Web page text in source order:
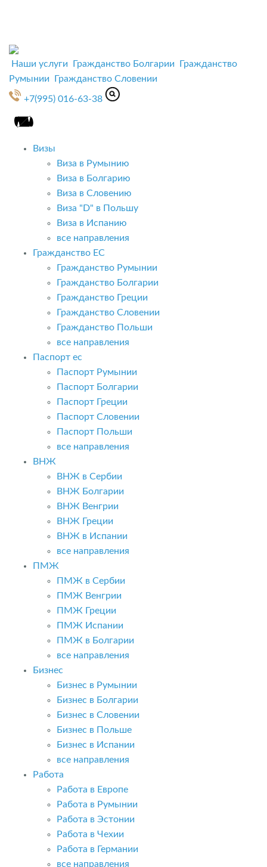
Наши услуги Гражданство Болгарии
Гражданство
Румынии
Гражданство Словении
+7(995) 016-63-38
Визы
Виза в Румынию
Виза в Болгарию
Виза в Словению
Виза "D" в Польшу
Виза в Испанию
все направления
Гражданство ЕС
Гражданство Румынии
Гражданство Болгарии
Гражданство Греции
Гражданство Словении
Гражданство Польши
все направления
Паспорт ес
Паспорт Румынии
Паспорт Болгарии
Паспорт Греции
Паспорт Словении
Паспорт Польши
все направления
ВНЖ
ВНЖ в Сербии
ВНЖ Болгарии
ВНЖ Венгрии
ВНЖ Греции
ВНЖ в Испании
все направления
ПМЖ
ПМЖ в Сербии
ПМЖ Венгрии
ПМЖ Греции
ПМЖ Испании
ПМЖ в Болгарии
все направления
Бизнес
Бизнес в Румынии
Бизнес в Болгарии
Бизнес в Словении
Бизнес в Польше
Бизнес в Испании
все направления
Работа
Работа в Европе
Работа в Румынии
Работа в Эстонии
Работа в Чехии
Работа в Германии
все направления